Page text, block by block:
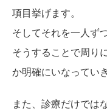
項目挙げます。
そしてそれを一人ず
そうすることで周り
か明確にいなってい
また、診療だけでは